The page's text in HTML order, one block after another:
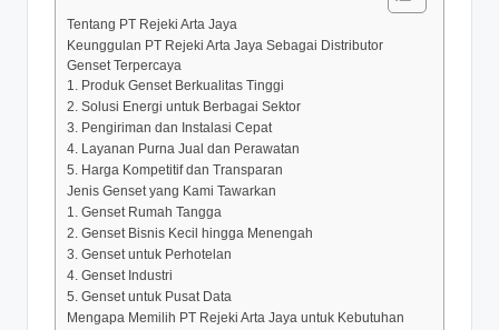
Tentang PT Rejeki Arta Jaya
Keunggulan PT Rejeki Arta Jaya Sebagai Distributor
Genset Terpercaya
1. Produk Genset Berkualitas Tinggi
2. Solusi Energi untuk Berbagai Sektor
3. Pengiriman dan Instalasi Cepat
4. Layanan Purna Jual dan Perawatan
5. Harga Kompetitif dan Transparan
Jenis Genset yang Kami Tawarkan
1. Genset Rumah Tangga
2. Genset Bisnis Kecil hingga Menengah
3. Genset untuk Perhotelan
4. Genset Industri
5. Genset untuk Pusat Data
Mengapa Memilih PT Rejeki Arta Jaya untuk Kebutuhan